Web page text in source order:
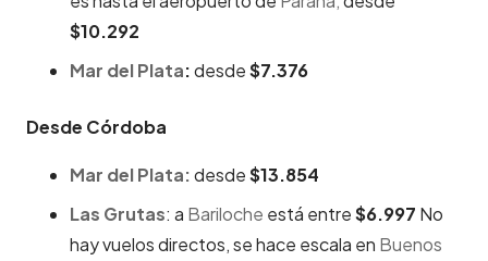
$10.292
Mar del Plata:desde$7.376
Desde Córdoba
Mar del Plata:desde$13.854
Las Grutas: a Bariloche está entre$6.997 No
hay vuelos directos, se hace escala en Buenos